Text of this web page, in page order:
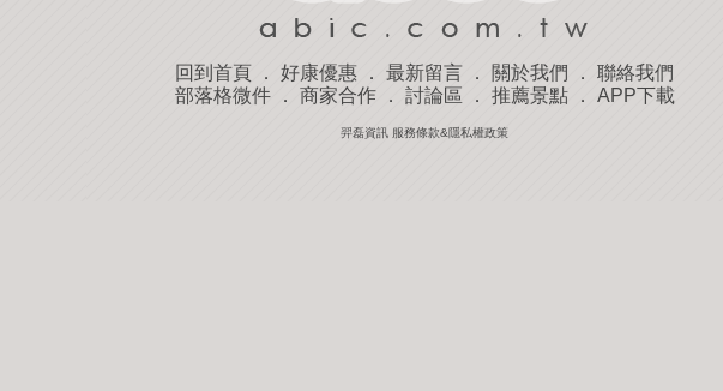
回到首頁 ． 好康優惠 ． 最新留言 ． 關於我們 ． 聯絡我們
部落格微件． 商家合作． 討論區 ． 推薦景點． APP下載
羿磊資訊 服務條款&隱私權政策